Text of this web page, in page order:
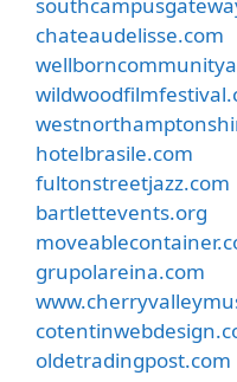
chateaudelisse.com
hotelbrasile.com
fultonstreetjazz.com
bartlettevents.org
grupolareina.com
oldetradingpost.com